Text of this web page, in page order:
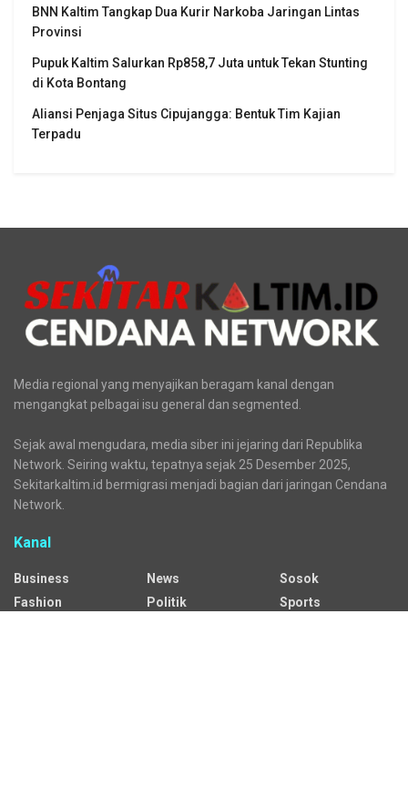
BNN Kaltim Tangkap Dua Kurir Narkoba Jaringan Lintas
Provinsi
Pupuk Kaltim Salurkan Rp858,7 Juta untuk Tekan Stunting
di Kota Bontang
Aliansi Penjaga Situs Cipujangga: Bentuk Tim Kajian
Terpadu
Media regional yang menyajikan beragam kanal dengan
mengangkat pelbagai isu general dan segmented.
Sejak awal mengudara, media siber ini jejaring dari Republika
Network. Seiring waktu, tepatnya sejak 25 Desember 2025,
Sekitarkaltim.id bermigrasi menjadi bagian dari jaringan Cendana
Network.
Kanal
Business
Fashion
News
Politik
Sosok
Sports